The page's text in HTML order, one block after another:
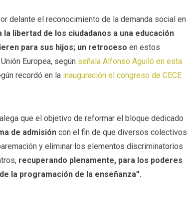
delante el reconocimiento de la demanda social en
la libertad de los ciudadanos a una educación
para sus hijos; un retroceso en estos
Europea, según señala Alfonso Aguiló en esta
recordó en la inauguración el congreso de CECE
que el objetivo de reformar el bloque dedicado
de admisión con el fin de que diversos colectivos
y eliminar los elementos discriminatorios
recuperando plenamente, para los poderes
la programación de la enseñanza”.